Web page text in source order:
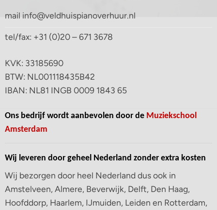
mail info@veldhuispianoverhuur.nl
tel/fax: +31 (0)20 – 671 3678
KVK: 33185690
BTW: NL001118435B42
IBAN: NL81 INGB 0009 1843 65
Ons bedrijf wordt aanbevolen door de Muziekschool
Amsterdam
Wij leveren door geheel Nederland zonder extra kosten
Wij bezorgen door heel Nederland dus ook in
Amstelveen, Almere, Beverwijk, Delft, Den Haag,
Hoofddorp, Haarlem, IJmuiden, Leiden en Rotterdam,